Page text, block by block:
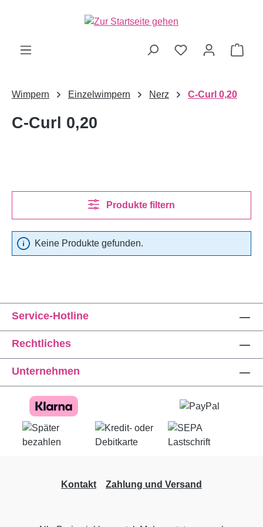
Wimpern Einzelwimpern Nerz C-Curl 0,20
C-Curl 0,20
Produkte filtern
Keine Produkte gefunden.
Service-Hotline
Rechtliches
Unternehmen
Kontakt Zahlung und Versand